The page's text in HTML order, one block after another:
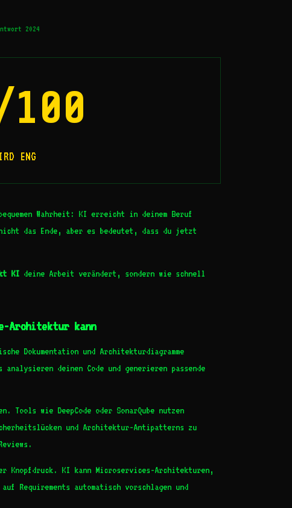
2024
ENG
Wahrheit: KI erreicht in deinem Beruf
das Ende, aber es bedeutet, dass du jetzt
KI deine Arbeit verändert, sondern wie schnell
Architektur kann
Dokumentation und Architekturdiagramme
deinen Code und generieren passende
Tools wie DeepCode oder SonarQube nutzen
und Architektur-Antipatterns zu
Knopfdruck. KI kann Microservices-Architekturen,
Requirements automatisch vorschlagen und